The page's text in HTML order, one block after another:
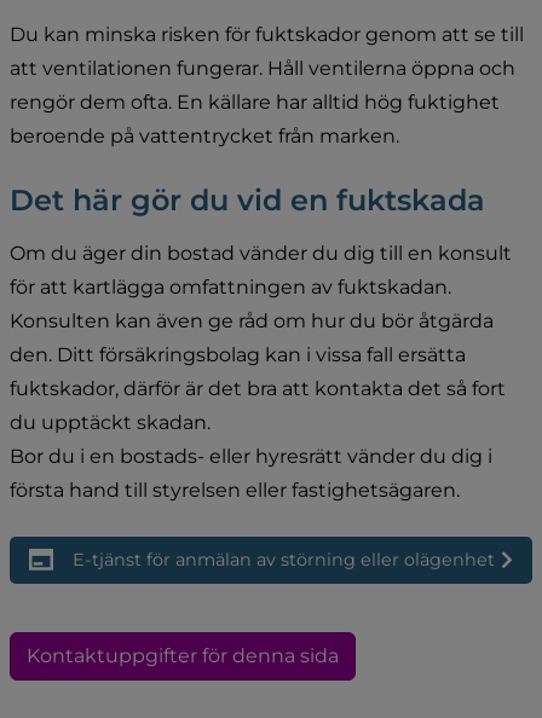
Du kan minska risken för fuktskador genom att se till
att ventilationen fungerar. Håll ventilerna öppna och
rengör dem ofta. En källare har alltid hög fuktighet
beroende på vattentrycket från marken.
Det här gör du vid en fuktskada
Om du äger din bostad vänder du dig till en konsult
för att kartlägga omfattningen av fuktskadan.
Konsulten kan även ge råd om hur du bör åtgärda
den. Ditt försäkringsbolag kan i vissa fall ersätta
fuktskador, därför är det bra att kontakta det så fort
du upptäckt skadan.
Bor du i en bostads- eller hyresrätt vänder du dig i
första hand till styrelsen eller fastighetsägaren.
E-tjänst för anmälan av störning eller olägenhet
Kontaktuppgifter för denna sida